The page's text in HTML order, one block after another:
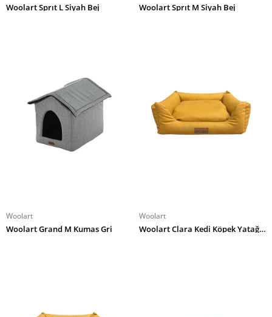
Woolart Sprıt L Siyah Bej Woolart Sprıt M Siyah Bej
Woolart
Woolart Grand M Kumas Gri
Woolart
Woolart Clara Kedi Köpek Yatağı L Fil Dişi